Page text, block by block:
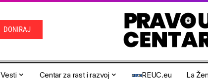
DONIRAJ
Vesti Centar za rast i razvoj REUC.eu La